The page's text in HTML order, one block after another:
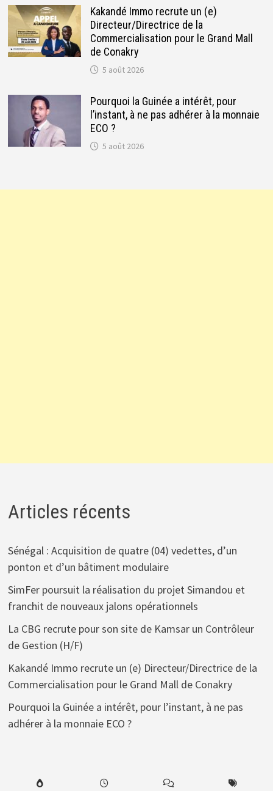
Kakandé Immo recrute un (e)
Directeur/Directrice de la
Commercialisation pour le Grand Mall
de Conakry
5 août 2026
Pourquoi la Guinée a intérêt, pour
l’instant, à ne pas adhérer à la monnaie
ECO ?
5 août 2026
Articles récents
Sénégal : Acquisition de quatre (04) vedettes, d’un
ponton et d’un bâtiment modulaire
SimFer poursuit la réalisation du projet Simandou et
franchit de nouveaux jalons opérationnels
La CBG recrute pour son site de Kamsar un Contrôleur
de Gestion (H/F)
Kakandé Immo recrute un (e) Directeur/Directrice de la
Commercialisation pour le Grand Mall de Conakry
Pourquoi la Guinée a intérêt, pour l’instant, à ne pas
adhérer à la monnaie ECO ?